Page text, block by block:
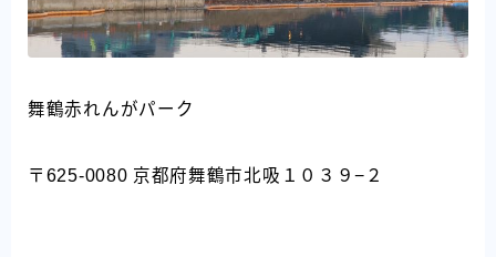
舞鶴赤れんがパーク
〒625-0080 京都府舞鶴市北吸１０３９−２